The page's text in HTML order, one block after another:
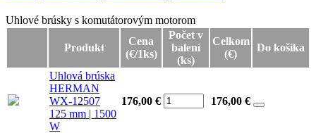
Uhlové brúsky s komutátorovým motorom
Uhlové brúsky s komutátorovým motorom
Produkt
Cena
(€/1ks)
Počet v
balení
(ks)
Celkom
(€)
Do košíka
Uhlová brúska
HERMAN
WX-12507
125 mm | 1500
W
176,00 € 176,00 €